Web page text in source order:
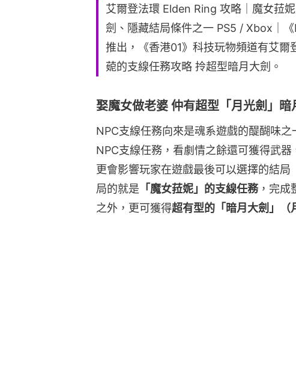
艾爾登法環 Elden Ring 攻略｜魔女菈
劍、隱藏結局條件之一 PS5 / Xbox｜
推出，《香港01》科技玩物頻道有艾爾
𦲁的支線任務攻略 拎超型暗月大劍。
娶魔女做老婆 仲有超型「月光劍」暗
NPC支線任務向來是魂系遊戲的醍醐味
NPC支線任務，看劇情之餘還可獲得武
更會影響玩家在遊戲最後可以選擇的結
局的就是 「魔女菈妮」的支線任務，完成
之外，更可獲得超有型的「暗月大劍」（